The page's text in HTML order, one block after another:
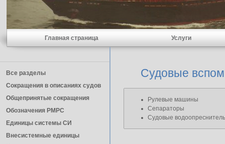
Главная страница Услуги
Все разделы
Сокращения в описаниях судов
Общепринятые сокращения
Обозначения РМРС
Единицы cистемы СИ
Внесистемные единицы
Судовые
Рулевые машины
Сепараторы
Судовые